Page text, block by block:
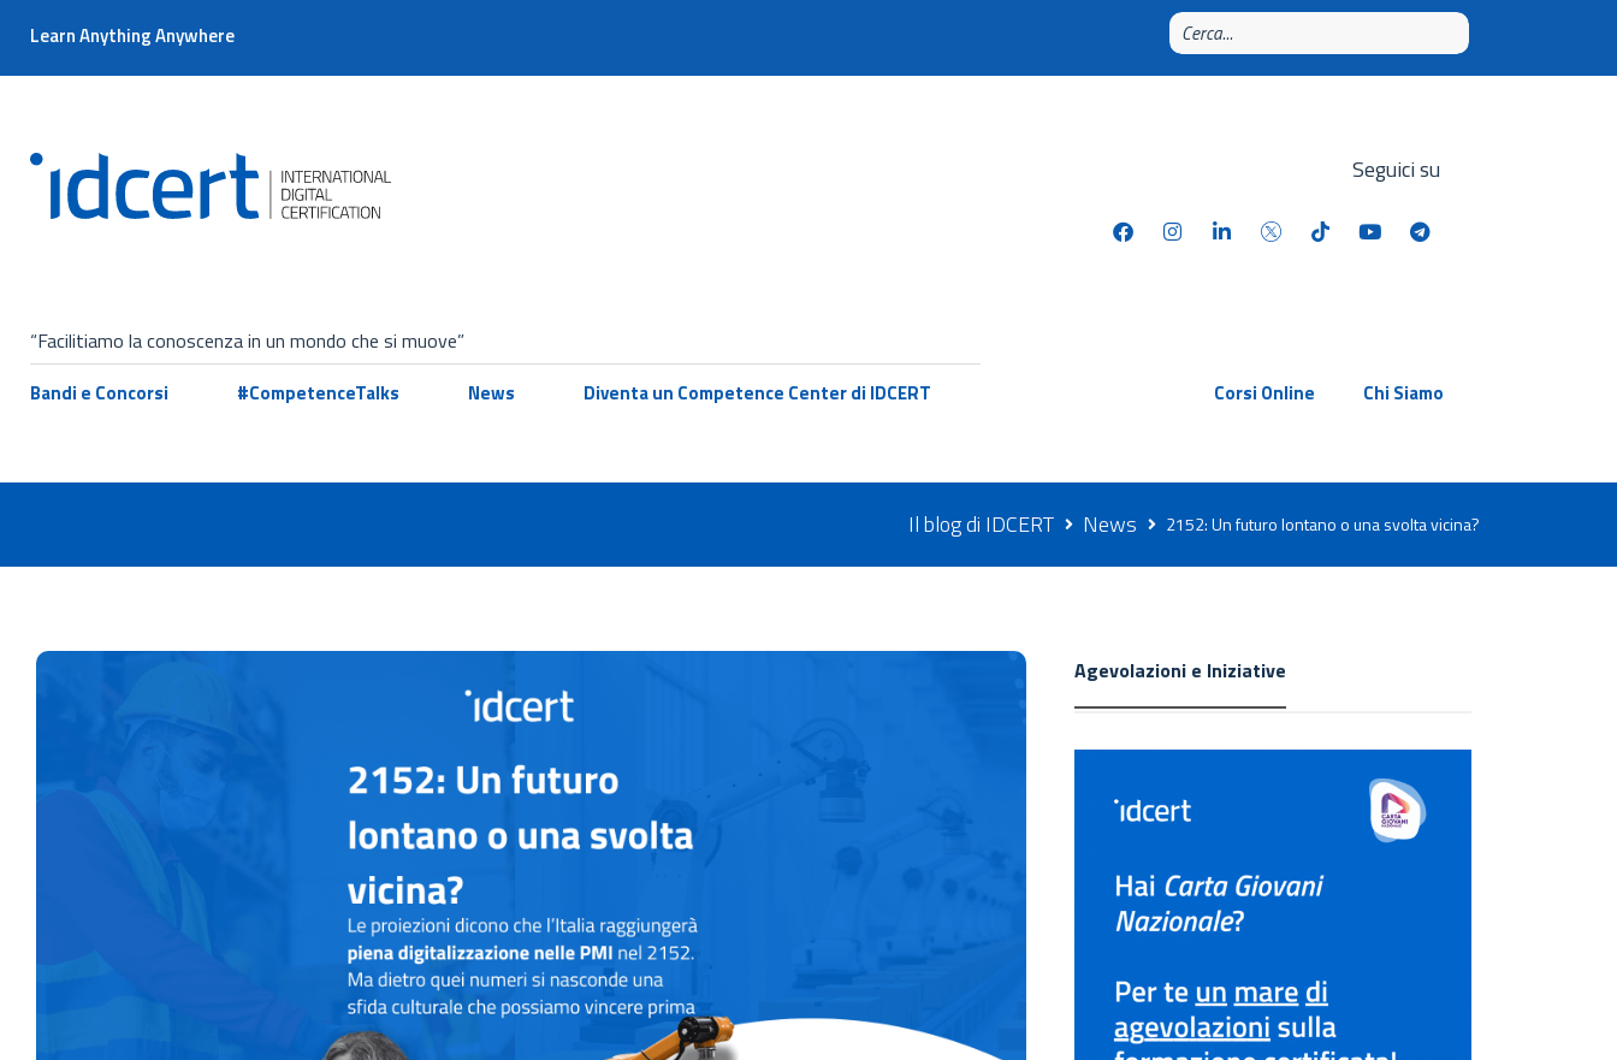
Learn Anything Anywhere
Seguici su
“Facilitiamo la conoscenza in un mondo che si muove”
Bandi e Concorsi #CompetenceTalks News Diventa un Competence Center di IDCERT Corsi Online Chi Siamo
Il blog di IDCERT News 2152: Un futuro lontano o una svolta vicina?
Agevolazioni e Iniziative